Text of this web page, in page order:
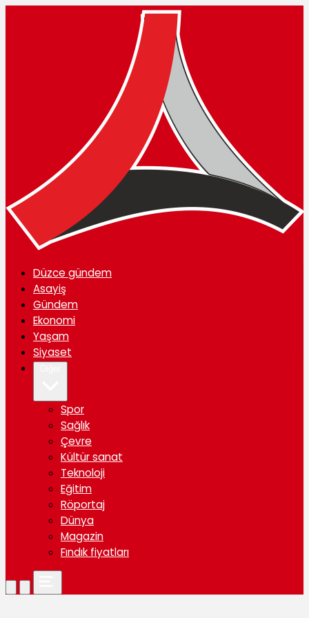
Düzce gündem
Asayiş
Gündem
Ekonomi
Yaşam
Siyaset
Spor
Sağlık
Çevre
Kültür sanat
Teknoloji
Eğitim
Röportaj
Dünya
Magazin
Fındık fiyatları